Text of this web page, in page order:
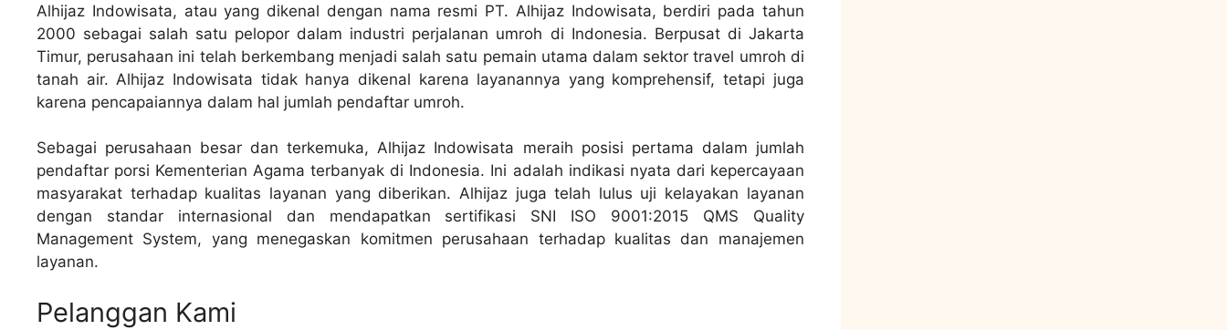
Alhijaz Indowisata, atau yang dikenal dengan nama resmi PT. Alhijaz Indowisata, berdiri pada tahun
2000 sebagai salah satu pelopor dalam industri perjalanan umroh di Indonesia. Berpusat di Jakarta
Timur, perusahaan ini telah berkembang menjadi salah satu pemain utama dalam sektor travel umroh di
tanah air. Alhijaz Indowisata tidak hanya dikenal karena layanannya yang komprehensif, tetapi juga
karena pencapaiannya dalam hal jumlah pendaftar umroh.
Sebagai perusahaan besar dan terkemuka, Alhijaz Indowisata meraih posisi pertama dalam jumlah
pendaftar porsi Kementerian Agama terbanyak di Indonesia. Ini adalah indikasi nyata dari kepercayaan
masyarakat terhadap kualitas layanan yang diberikan. Alhijaz juga telah lulus uji kelayakan layanan
dengan standar internasional dan mendapatkan sertifikasi SNI ISO 9001:2015 QMS Quality
Management System, yang menegaskan komitmen perusahaan terhadap kualitas dan manajemen
layanan.
Pelanggan Kami